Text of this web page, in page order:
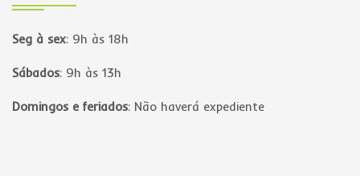
Seg à sex: 9h às 18h
Sábados: 9h às 13h
Domingos e feriados: Não haverá expediente